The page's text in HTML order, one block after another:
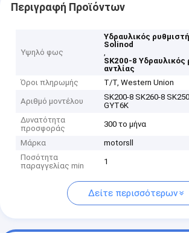
Περιγραφή Προϊόντων
Υψηλό φως
Υδραυλικός
Solinod
,
SK200-8 Υδραυλικός
αντλίας
Όροι πληρωμής
T/T, Western Union
Αριθμό μοντέλου
SK200-8 SK260-8
GYT6K
Δυνατότητα
προσφοράς
300 το μήνα
Μάρκα
motorsll
Ποσότητα
παραγγελίας min
1
Δείτε περισσότερων